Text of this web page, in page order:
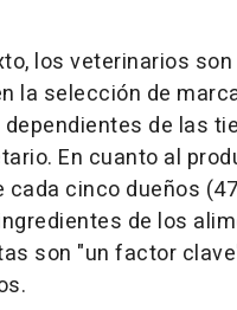
los veterinarios
la selección de
de las
En cuanto al
cinco dueños
de los
son "un factor